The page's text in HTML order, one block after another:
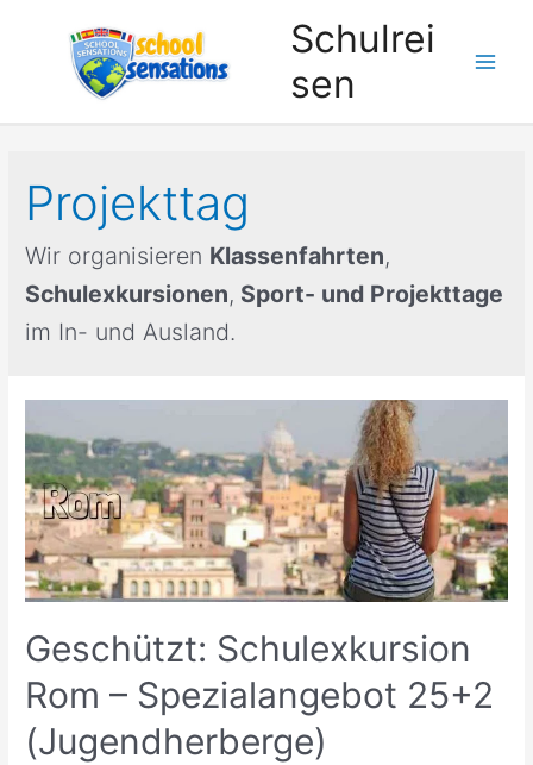
Schulrei
sen
Projekttag
Wir organisieren Klassenfahrten,
Schulexkursionen, Sport- und Projekttage
im In- und Ausland.
Geschützt: Schulexkursion
Rom – Spezialangebot 25+2
(Jugendherberge)